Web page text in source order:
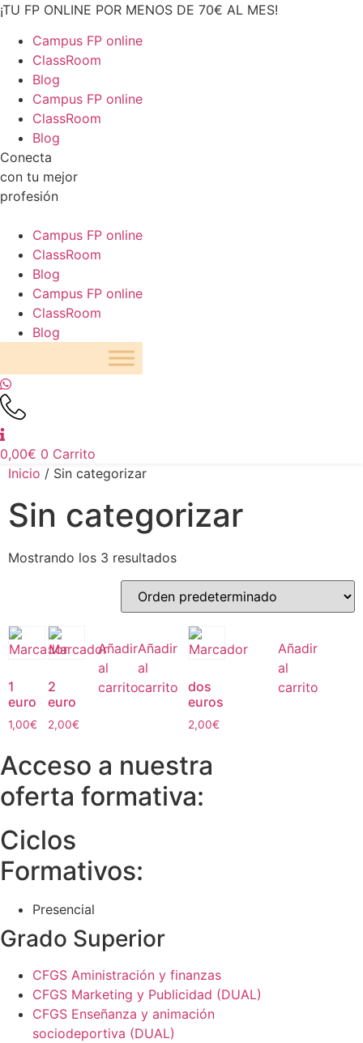
¡TU FP ONLINE POR MENOS DE 70€ AL MES!
Campus FP online
ClassRoom
Blog
Campus FP online
ClassRoom
Blog
Conecta
con tu mejor
profesión
Campus FP online
ClassRoom
Blog
Campus FP online
ClassRoom
Blog
0,00€ 0 Carrito
Inicio / Sin categorizar
Sin categorizar
Mostrando los 3 resultados
1
euro
1,00€
Añadir
al
carrito
2
euro
2,00€
Añadir
al
carrito
dos
euros
2,00€
Añadir
al
carrito
Acceso a nuestra
oferta formativa:
Ciclos
Formativos:
Presencial
Grado Superior
CFGS Aministración y finanzas
CFGS Marketing y Publicidad (DUAL)
CFGS Enseñanza y animación
sociodeportiva (DUAL)